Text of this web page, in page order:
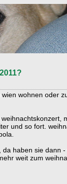
wohnen oder
und so fort.
haben sie dann
weit zum